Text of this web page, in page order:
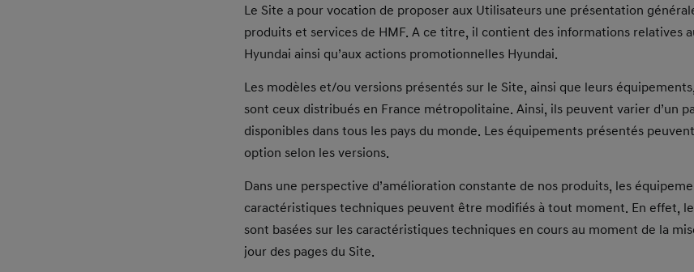
Le Site a pour vocation de proposer aux Utilisateurs une présentation
produits et services de HMF. A ce titre, il contient des informations relatives
Hyundai ainsi qu’aux actions promotionnelles Hyundai.
Les modèles et/ou versions présentés sur le Site, ainsi que leurs
sont ceux distribués en France métropolitaine. Ainsi, ils peuvent varier d’un
disponibles dans tous les pays du monde. Les équipements présentés
option selon les versions.
Dans une perspective d’amélioration constante de nos produits, les
caractéristiques techniques peuvent être modifiés à tout moment. En effet,
sont basées sur les caractéristiques techniques en cours au moment de la
jour des pages du Site.